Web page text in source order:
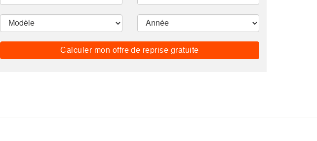
Calculer mon offre de reprise gratuite